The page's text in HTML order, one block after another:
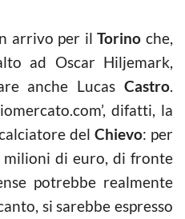
arrivo per ilTorino che,
ad Oscar Hiljemark,
anche Lucas Castro.
difatti, la
delChievo: per
di euro, di fronte
potrebbe realmente
si sarebbe espresso